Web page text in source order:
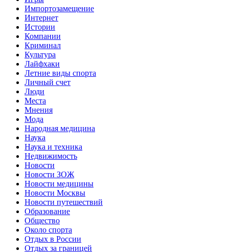
Импортозамещение
Интернет
Истории
Компании
Криминал
Культура
Лайфхаки
Летние виды спорта
Личный счет
Люди
Места
Мнения
Мода
Народная медицина
Наука
Наука и техника
Недвижимость
Новости
Новости ЗОЖ
Новости медицины
Новости Москвы
Новости путешествий
Образование
Общество
Около спорта
Отдых в России
Отдых за границей